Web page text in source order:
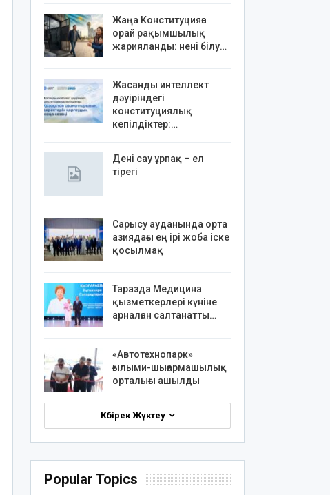
Жаңа Конституцияға
орай рақымшылық
жарияланды: нені білу…
Жасанды интеллект
дәуіріндегі
конституциялық
кепілдіктер:…
Дені сау ұрпақ – ел
тірегі
Сарысу ауданында орта
азиядағы ең ірі жоба іске
қосылмақ
Таразда Медицина
қызметкерлері күніне
арналған салтанатты…
«Автотехнопарк»
ғылыми-шығармашылық
орталығы ашылды
Көбірек Жүктеу
Popular Topics